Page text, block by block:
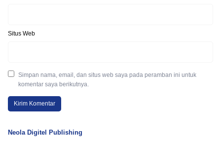
Situs Web
Simpan nama, email, dan situs web saya pada peramban ini untuk
komentar saya berikutnya.
Neola Digitel Publishing